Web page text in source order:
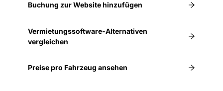
Buchung zur Website hinzufügen
Vermietungssoftware-Alternativen
vergleichen
Preise pro Fahrzeug ansehen